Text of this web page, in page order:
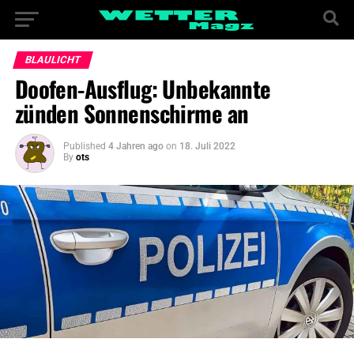
BLAULICHT
Doofen-Ausflug: Unbekannte
zünden Sonnenschirme an
Published 4 Jahren ago on 18. Juli 2022
By ots